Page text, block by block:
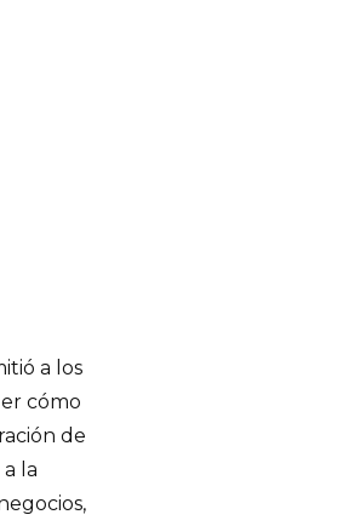
a los
cómo
de
la